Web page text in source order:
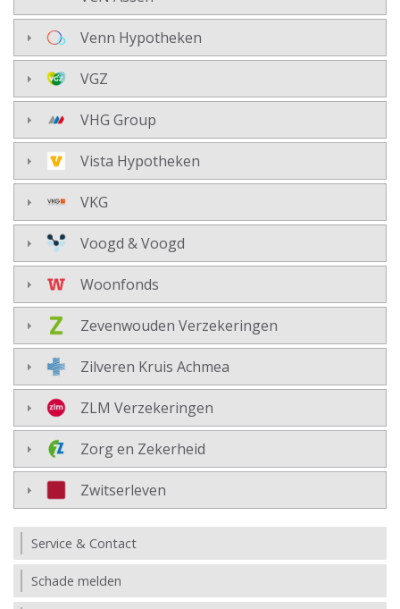
Venn Hypotheken
VGZ
VHG Group
Vista Hypotheken
VKG
Voogd & Voogd
Woonfonds
Zevenwouden Verzekeringen
Zilveren Kruis Achmea
ZLM Verzekeringen
Zorg en Zekerheid
Zwitserleven
Service & Contact
Schade melden